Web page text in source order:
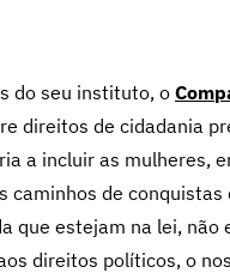
do seu instituto, o
direitos de cidadania
a incluir as mulheres,
caminhos de
que estejam na lei, não
direitos políticos, o